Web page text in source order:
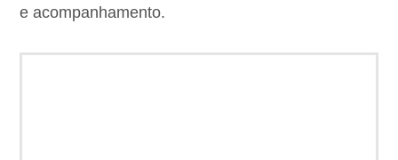
e acompanhamento.